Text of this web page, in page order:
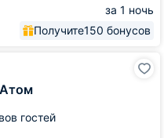
за 1 ночь
Получите150 бонусов
гостей